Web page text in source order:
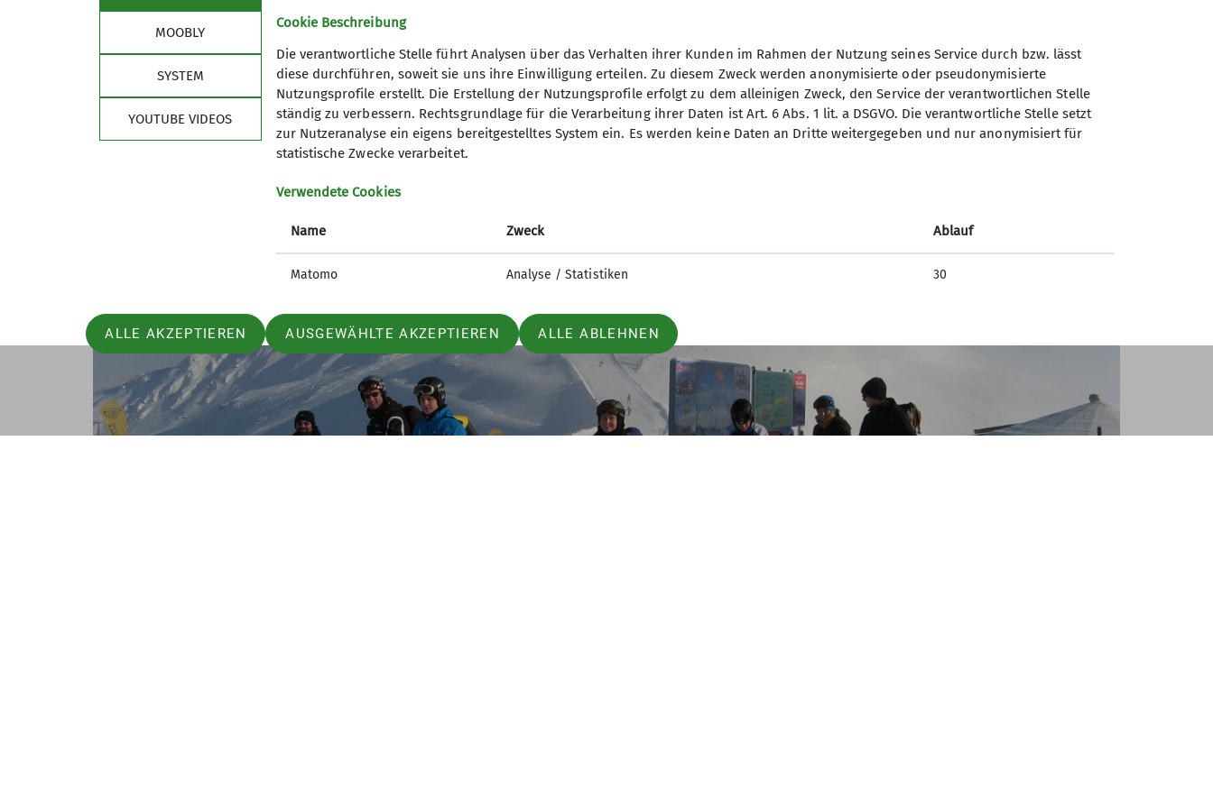
ausgegrabenen Schneeprofils wurde nochmals mit dem VS-Gerät geübt. Nachdem sich mittlerweile ein starker Föhnsturm aufgebaut hatte,
wurde der Plan mit dem Laubkogel fallen gelassen. Es folgte ein Aufstieg Richtung Freimoserkopf und eine gemeinesame Abfahrt zum
Gasthof Rechteck. Bei Kaffee und Kuchen wurden die letzten Tage abschließend besprochen. Alle Teilnehmer freuten sich auf ihre
nächsten Skitouren.
MOOBLY
SYSTEM
YOUTUBE VIDEOS
Cookie Beschreibung
Die verantwortliche Stelle führt Analysen über das Verhalten ihrer Kunden im Rahmen der Nutzung seines Service durch bzw. lässt
diese durchführen, soweit sie uns ihre Einwilligung erteilen. Zu diesem Zweck werden anonymisierte oder pseudonymisierte
Nutzungsprofile erstellt. Die Erstellung der Nutzungsprofile erfolgt zu dem alleinigen Zweck, den Service der verantwortlichen Stelle
ständig zu verbessern. Rechtsgrundlage für die Verarbeitung ihrer Daten ist Art. 6 Abs. 1 lit. a DSGVO. Die verantwortliche Stelle setzt
zur Nutzeranalyse ein eigens bereitgestelltes System ein. Es werden keine Daten an Dritte weitergegeben und nur anonymisiert für
statistische Zwecke verarbeitet.
Verwendete Cookies
Name Zweck Ablauf
Matomo Analyse / Statistiken 30
ALLE AKZEPTIEREN AUSGEWÄHLTE AKZEPTIEREN ALLE ABLEHNEN